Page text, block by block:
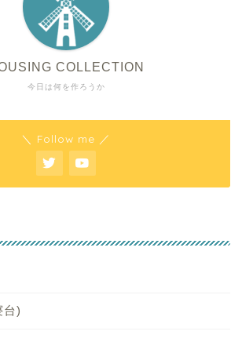
今日は何を作ろうか
COLLECTION
＼ Follow me ／
台)